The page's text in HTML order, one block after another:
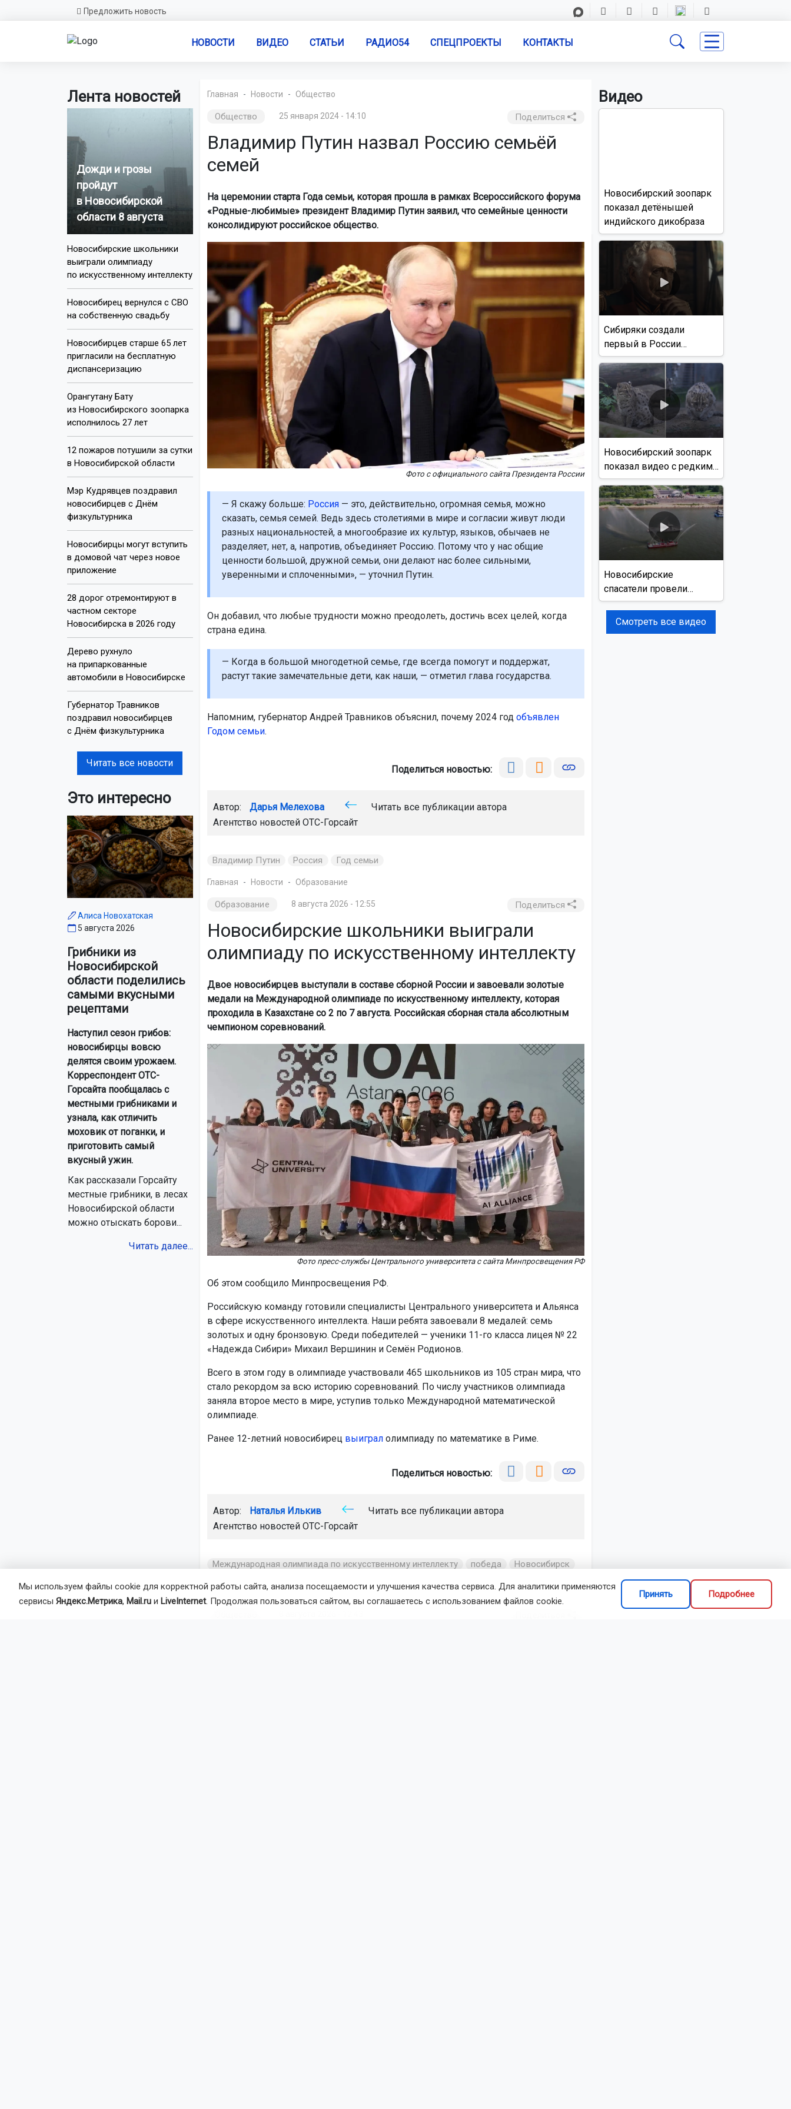
Предложить новость
НОВОСТИ ВИДЕО СТАТЬИ РАДИО54 СПЕЦПРОЕКТЫ КОНТАКТЫ
Лента новостей
Дожди и грозы
пройдут
в Новосибирской
области 8 августа
Новосибирские школьники
выиграли олимпиаду
по искусственному интеллекту
Новосибирец вернулся с СВО
на собственную свадьбу
Новосибирцев старше 65 лет
пригласили на бесплатную
диспансеризацию
Орангутану Бату
из Новосибирского зоопарка
исполнилось 27 лет
12 пожаров потушили за сутки
в Новосибирской области
Мэр Кудрявцев поздравил
новосибирцев с Днём
физкультурника
Новосибирцы могут вступить
в домовой чат через новое
приложение
28 дорог отремонтируют в
частном секторе
Новосибирска в 2026 году
Дерево рухнуло
на припаркованные
автомобили в Новосибирске
Губернатор Травников
поздравил новосибирцев
с Днём физкультурника
Читать все новости
Это интересно
Алиса Новохатская
5 августа 2026
Грибники из
Новосибирской
области поделились
самыми вкусными
рецептами
Наступил сезон грибов:
новосибирцы вовсю
делятся своим урожаем.
Корреспондент ОТС-
Горсайта пообщалась с
местными грибниками и
узнала, как отличить
моховик от поганки, и
приготовить самый
вкусный ужин.
Как рассказали Горсайту
местные грибники, в лесах
Новосибирской области
можно отыскать борови...
Читать далее...
Главная Новости Общество
Общество 25 января 2024 - 14:10 Поделиться
Владимир Путин назвал Россию семьёй
семей
На церемонии старта Года семьи, которая прошла в рамках Всероссийского форума
«Родные-любимые» президент Владимир Путин заявил, что семейные ценности
консолидируют российское общество.
Фото с официального сайта Президента России
— Я скажу больше: Россия— это, действительно, огромная семья, можно
сказать, семья семей. Ведь здесь столетиями в мире и согласии живут люди
разных национальностей, а многообразие их культур, языков, обычаев не
разделяет, нет, а, напротив, объединяет Россию. Потому что у нас общие
ценности большой, дружной семьи, они делают нас более сильными,
уверенными и сплоченными», — уточнил Путин.
Он добавил, что любые трудности можно преодолеть, достичь всех целей, когда
страна едина.
— Когда в большой многодетной семье, где всегда помогут и поддержат,
растут такие замечательные дети, как наши, — отметил глава государства.
Напомним, губернатор Андрей Травников объяснил, почему 2024 год объявлен
Годом семьи.
Поделиться новостью:
Автор: Дарья Мелехова
Читать все публикации автора
Агентство новостей ОТС-Горсайт
Владимир Путин Россия Год семьи
Главная Новости Образование
Образование 8 августа 2026 - 12:55 Поделиться
Новосибирские школьники выиграли
олимпиаду по искусственному интеллекту
Двое новосибирцев выступали в составе сборной России и завоевали золотые
медали на Международной олимпиаде по искусственному интеллекту, которая
проходила в Казахстане со 2 по 7 августа. Российская сборная стала абсолютным
чемпионом соревнований.
Фото пресс-службы Центрального университета с сайта Минпросвещения РФ
Об этом сообщило Минпросвещения РФ.
Российскую команду готовили специалисты Центрального университета и Альянса
в сфере искусственного интеллекта. Наши ребята завоевали 8 медалей: семь
золотых и одну бронзовую. Среди победителей — ученики 11-го класса лицея № 22
«Надежда Сибири» Михаил Вершинин и Семён Родионов.
Всего в этом году в олимпиаде участвовали 465 школьников из 105 стран мира, что
стало рекордом за всю историю соревнований. По числу участников олимпиада
заняла второе место в мире, уступив только Международной математической
олимпиаде.
Ранее 12-летний новосибирец выигралолимпиаду по математике в Риме.
Поделиться новостью:
Автор: Наталья Илькив
Читать все публикации автора
Агентство новостей ОТС-Горсайт
Международная олимпиада по искусственному интеллекту победа Новосибирск
Главная Новости Общество
Видео
Новосибирский зоопарк
показал детёнышей
индийского дикобраза
Сибиряки создали
первый в России
документальный фильм
с использованием ИИ
Новосибирский зоопарк
показал видео с редким
виверровым котом
Новосибирские
спасатели провели
учения на реке Обь
Смотреть все видео
Мы используем файлы cookie для корректной работы сайта, анализа посещаемости и улучшения качества сервиса. Для аналитики применяются
сервисы Яндекс.Метрика, Mail.ru и LiveInternet. Продолжая пользоваться сайтом, вы соглашаетесь с использованием файлов cookie.
Принять Подробнее